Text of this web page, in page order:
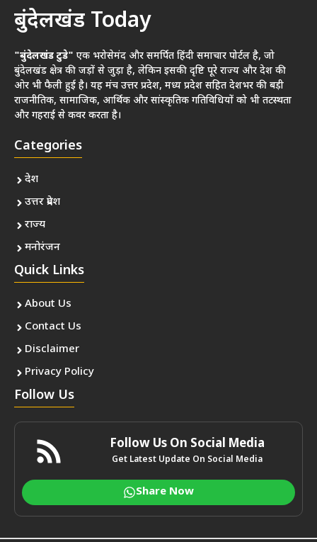
बुंदेलखंड Today
"बुंदेलखंड टुडे" एक भरोसेमंद और समर्पित हिंदी समाचार पोर्टल है, जो
बुंदेलखंड क्षेत्र की जड़ों से जुड़ा है, लेकिन इसकी दृष्टि पूरे राज्य और देश की
ओर भी फैली हुई है। यह मंच उत्तर प्रदेश, मध्य प्रदेश सहित देशभर की बड़ी
राजनीतिक, सामाजिक, आर्थिक और सांस्कृतिक गतिविधियों को भी तटस्थता
और गहराई से कवर करता है।
Categories
देश
उत्तर प्रदेश
राज्य
मनोरंजन
Quick Links
About Us
Contact Us
Disclaimer
Privacy Policy
Follow Us
Follow Us On Social Media
Get Latest Update On Social Media
Share Now